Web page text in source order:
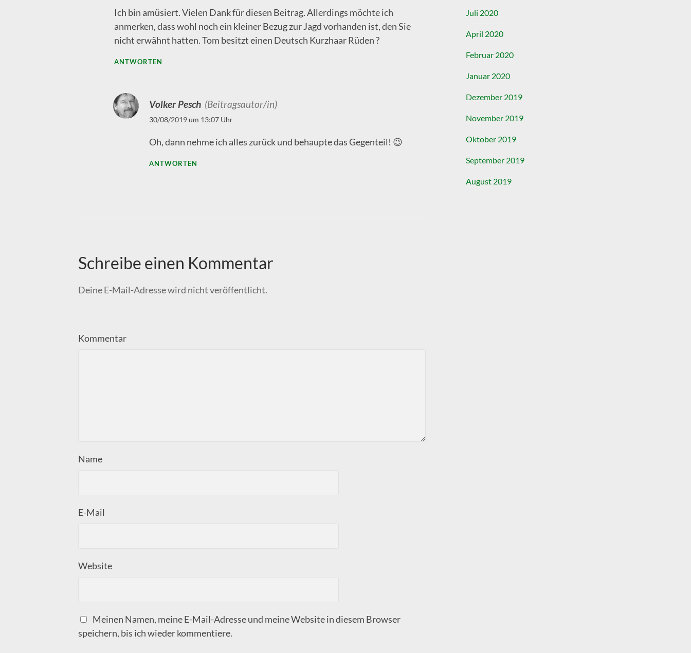
Ich bin amüsiert. Vielen Dank für diesen Beitrag. Allerdings möchte ich
anmerken, dass wohl noch ein kleiner Bezug zur Jagd vorhanden ist, den Sie
nicht erwähnt hatten. Tom besitzt einen Deutsch Kurzhaar Rüden ?
ANTWORTEN
Volker Pesch (Beitragsautor/in)
30/08/2019 um 13:07 Uhr
Oh, dann nehme ich alles zurück und behaupte das Gegenteil! 😉
ANTWORTEN
Schreibe einen Kommentar
Deine E-Mail-Adresse wird nicht veröffentlicht.
Kommentar
Name
E-Mail
Website
Meinen Namen, meine E-Mail-Adresse und meine Website in diesem Browser
speichern, bis ich wieder kommentiere.
Juli 2020
April 2020
Februar 2020
Januar 2020
Dezember 2019
November 2019
Oktober 2019
September 2019
August 2019